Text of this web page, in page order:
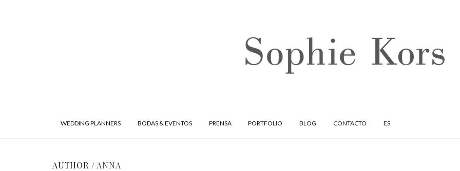
WEDDING PLANNERS BODAS & EVENTOS PRENSA PORTFOLIO BLOG CONTACTO ES
AUTHOR / ANNA